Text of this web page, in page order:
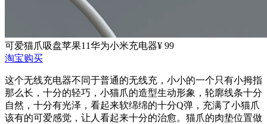
可爱猫爪吸盘苹果11华为小米充电器¥ 99
淘宝购买
这个无线充电器不同于普通的无线充，小小的一个只有小拇指
那么长，十分的轻巧，小猫爪的造型生动形象，轮廓线条十分
自然，十分有光泽，看起来软绵绵的十分Q弹，充满了小猫爪
该有的可爱感觉，让人看起来十分的治愈。猫爪的肉垫位置做